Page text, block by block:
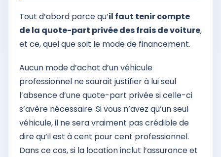
Tout d’abord parce qu’il faut tenir compte
de la quote-part privée des frais de voiture,
et ce, quel que soit le mode de financement.
Aucun mode d’achat d’un véhicule
professionnel ne saurait justifier à lui seul
l’absence d’une quote-part privée si celle-ci
s’avère nécessaire. Si vous n’avez qu’un seul
véhicule, il ne sera vraiment pas crédible de
dire qu’il est à cent pour cent professionnel.
Dans ce cas, si la location inclut l’assurance et